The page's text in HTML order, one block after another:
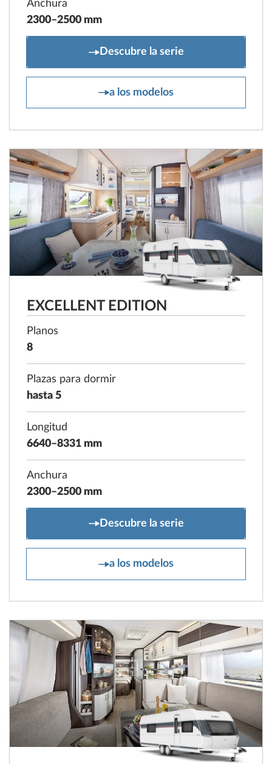
Anchura
2300–2500 mm
EXCELLENT
Descubre la serie
a los modelos
EXCELLENT
EXCELLENT EDITION
Planos
8
Plazas para dormir
hasta 5
Longitud
6640–8331 mm
Anchura
2300–2500 mm
EXCELLENT EDITION
Descubre la serie
a los modelos
EXCELLENT EDITION